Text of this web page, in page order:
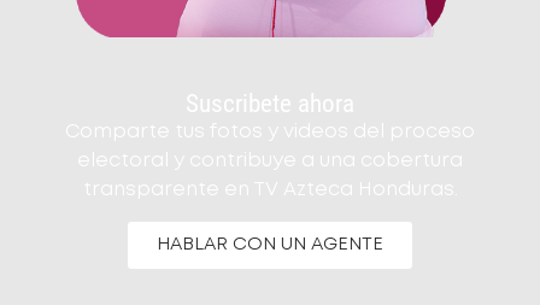
Suscribete ahora
Comparte tus fotos y videos del proceso
electoral y contribuye a una cobertura
transparente en TV Azteca Honduras.
HABLAR CON UN AGENTE